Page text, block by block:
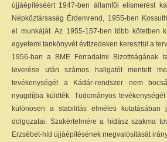
újjáépítéséért 1947-ben államfői elismerést
Népköztársaság Érdemrend, 1955-ben
el munkáját. Az 1955-157-ben több kötetben
egyetemi tankönyvét évtizedeken keresztül a
1956-ban a BME Forradalmi Bizottságának
leverése után számos hallgatót mentett
tevékenységét a Kádár-rendszer nem
nyugdíjba küldték. Tudományos
különösen a stabilitás elméleti kutatásában
dolgozatai. Szakértelmére a hidász szakma
Erzsébet-híd újjáépítésének megvalósítását